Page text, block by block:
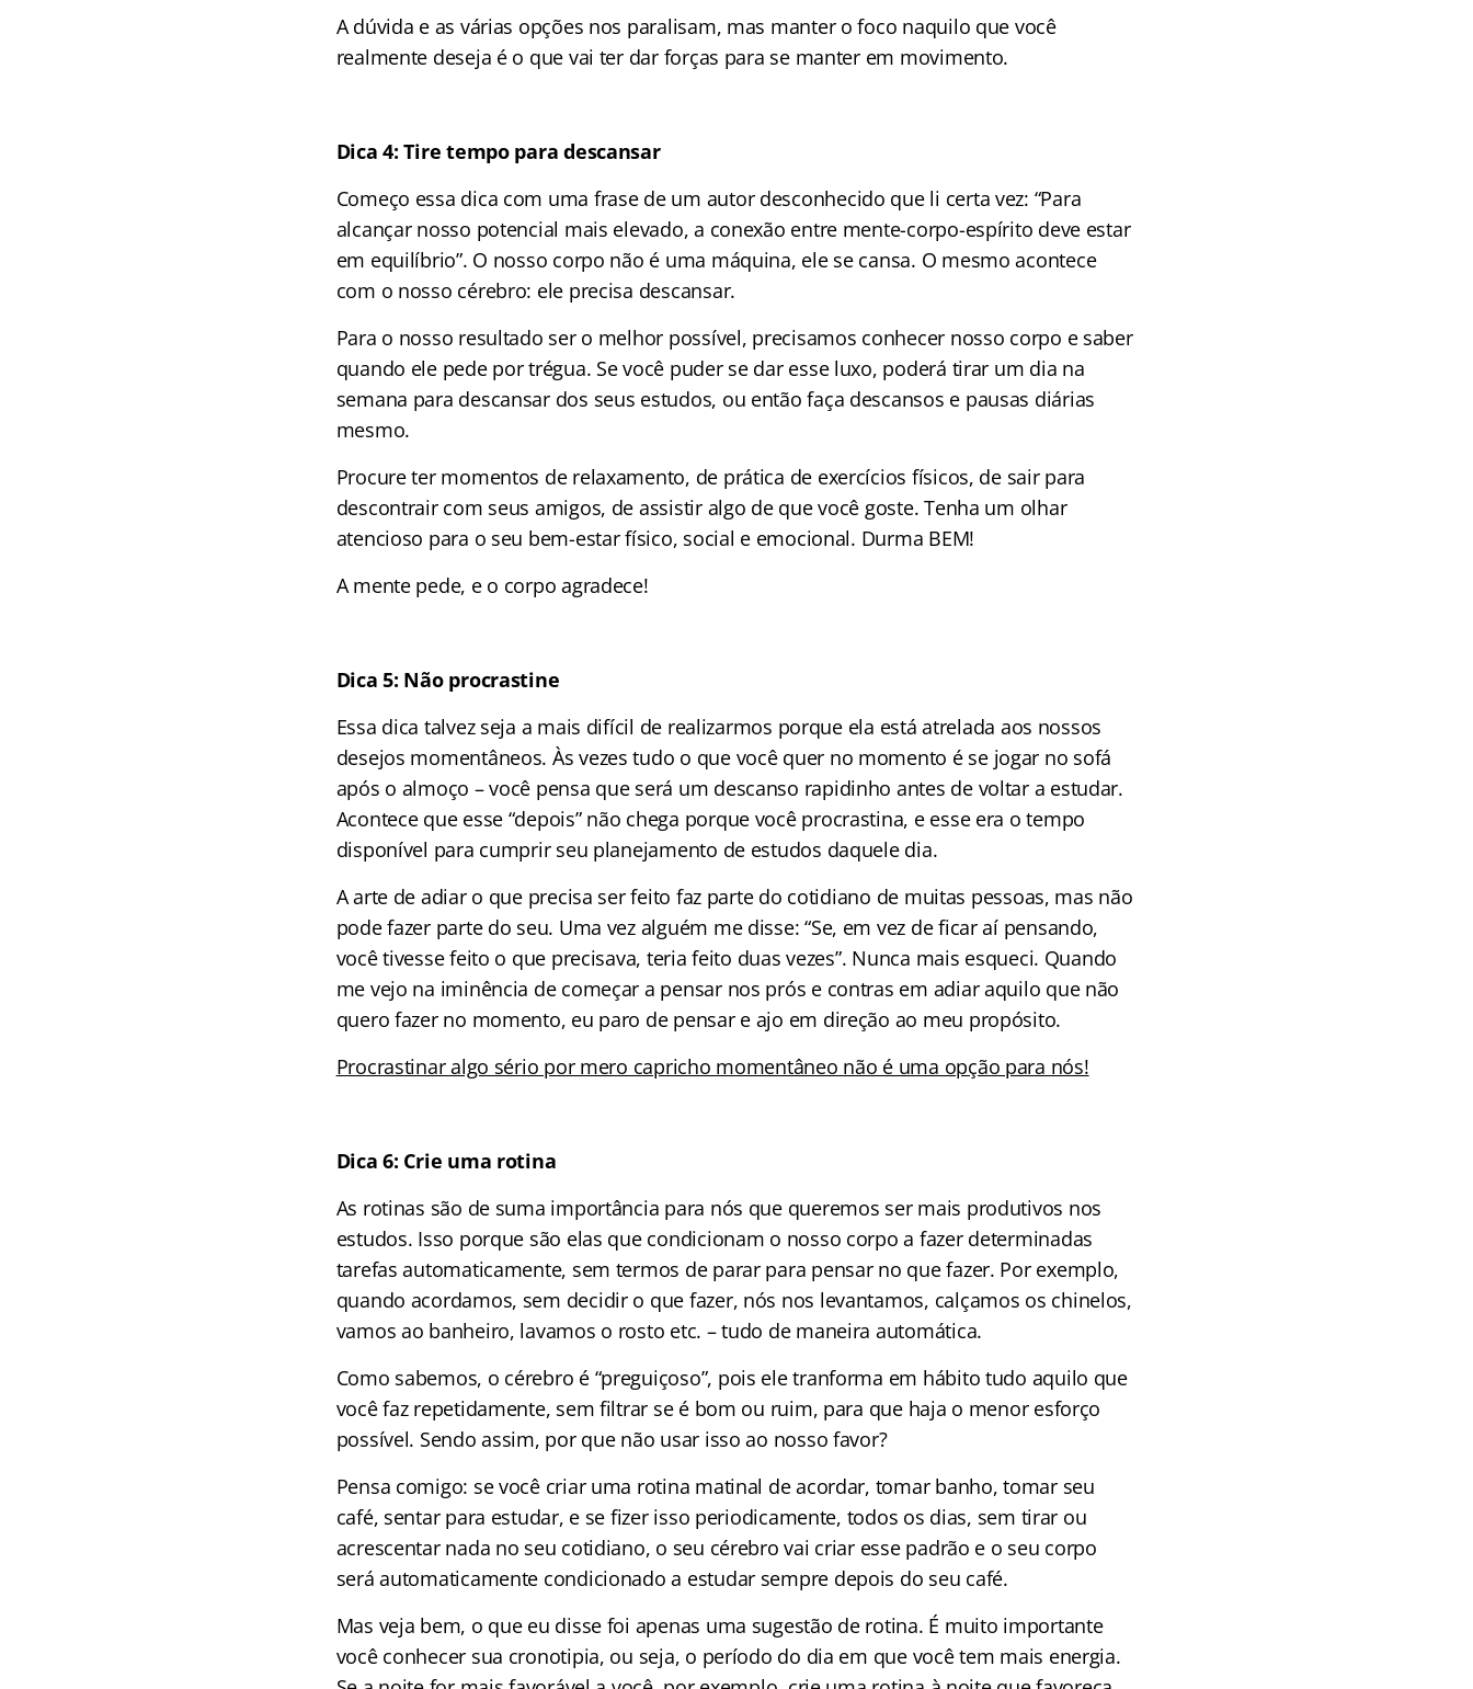
A dúvida e as várias opções nos paralisam, mas manter o foco naquilo que você
realmente deseja é o que vai ter dar forças para se manter em movimento.
Dica 4: Tire tempo para descansar
Começo essa dica com uma frase de um autor desconhecido que li certa vez: “Para
alcançar nosso potencial mais elevado, a conexão entre mente-corpo-espírito deve estar
em equilíbrio”. O nosso corpo não é uma máquina, ele se cansa. O mesmo acontece
com o nosso cérebro: ele precisa descansar.
Para o nosso resultado ser o melhor possível, precisamos conhecer nosso corpo e saber
quando ele pede por trégua. Se você puder se dar esse luxo, poderá tirar um dia na
semana para descansar dos seus estudos, ou então faça descansos e pausas diárias
mesmo.
Procure ter momentos de relaxamento, de prática de exercícios físicos, de sair para
descontrair com seus amigos, de assistir algo de que você goste. Tenha um olhar
atencioso para o seu bem-estar físico, social e emocional. Durma BEM!
A mente pede, e o corpo agradece!
Dica 5: Não procrastine
Essa dica talvez seja a mais difícil de realizarmos porque ela está atrelada aos nossos
desejos momentâneos. Às vezes tudo o que você quer no momento é se jogar no sofá
após o almoço – você pensa que será um descanso rapidinho antes de voltar a estudar.
Acontece que esse “depois” não chega porque você procrastina, e esse era o tempo
disponível para cumprir seu planejamento de estudos daquele dia.
A arte de adiar o que precisa ser feito faz parte do cotidiano de muitas pessoas, mas não
pode fazer parte do seu. Uma vez alguém me disse: “Se, em vez de ficar aí pensando,
você tivesse feito o que precisava, teria feito duas vezes”. Nunca mais esqueci. Quando
me vejo na iminência de começar a pensar nos prós e contras em adiar aquilo que não
quero fazer no momento, eu paro de pensar e ajo em direção ao meu propósito.
Procrastinar algo sério por mero capricho momentâneo não é uma opção para nós!
Dica 6: Crie uma rotina
As rotinas são de suma importância para nós que queremos ser mais produtivos nos
estudos. Isso porque são elas que condicionam o nosso corpo a fazer determinadas
tarefas automaticamente, sem termos de parar para pensar no que fazer. Por exemplo,
quando acordamos, sem decidir o que fazer, nós nos levantamos, calçamos os chinelos,
vamos ao banheiro, lavamos o rosto etc. – tudo de maneira automática.
Como sabemos, o cérebro é “preguiçoso”, pois ele tranforma em hábito tudo aquilo que
você faz repetidamente, sem filtrar se é bom ou ruim, para que haja o menor esforço
possível. Sendo assim, por que não usar isso ao nosso favor?
Pensa comigo: se você criar uma rotina matinal de acordar, tomar banho, tomar seu
café, sentar para estudar, e se fizer isso periodicamente, todos os dias, sem tirar ou
acrescentar nada no seu cotidiano, o seu cérebro vai criar esse padrão e o seu corpo
será automaticamente condicionado a estudar sempre depois do seu café.
Mas veja bem, o que eu disse foi apenas uma sugestão de rotina. É muito importante
você conhecer sua cronotipia, ou seja, o período do dia em que você tem mais energia.